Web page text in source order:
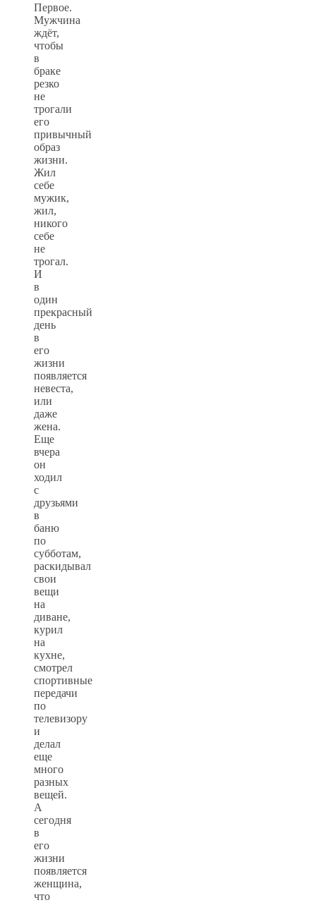
Первое.
Мужчина
ждёт,
чтобы
в
браке
резко
не
трогали
его
привычный
образ
жизни.
Жил
себе
мужик,
жил,
никого
себе
не
трогал.
И
в
один
прекрасный
день
в
его
жизни
появляется
невеста,
или
даже
жена.
Еще
вчера
он
ходил
с
друзьями
в
баню
по
субботам,
раскидывал
свои
вещи
на
диване,
курил
на
кухне,
смотрел
спортивные
передачи
по
телевизору
и
делал
еще
много
разных
вещей.
А
сегодня
в
его
жизни
появляется
женщина,
что